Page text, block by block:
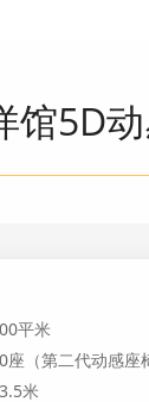
馆5D
平米
（第二代动感座
米